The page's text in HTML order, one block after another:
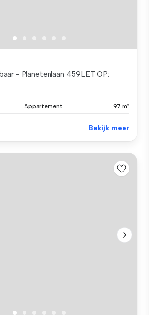
- Planetenlaan 459LET OP:
Appartement 97 m²
Bekijk meer